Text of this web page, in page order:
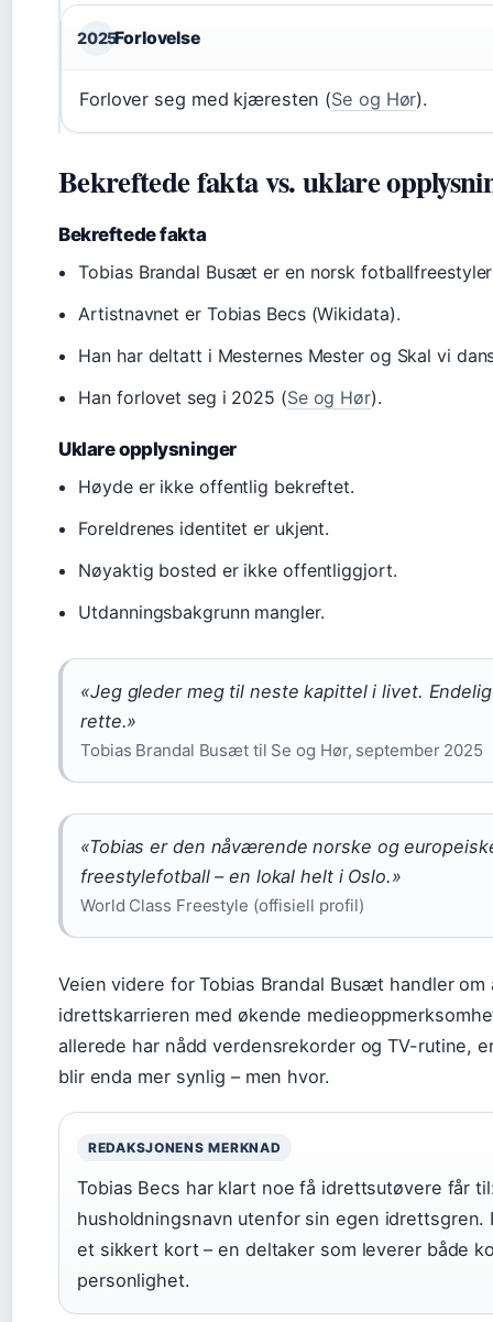
2025Forlovelse
Forlover seg med kjæresten (Se og Hør).
Bekreftede fakta vs. uklare
Bekreftede fakta
Tobias Brandal Busæt er en norsk
Artistnavnet er Tobias Becs (Wikidata).
Han har deltatt i Mesternes Mester og Skal vi
Han forlovet seg i 2025 (Se og Hør).
Uklare opplysninger
Høyde er ikke offentlig bekreftet.
Foreldrenes identitet er ukjent.
Nøyaktig bosted er ikke offentliggjort.
Utdanningsbakgrunn mangler.
«Jeg gleder meg til neste kapittel i livet.
rette.»
Tobias Brandal Busæt til Se og Hør, september 2025
«Tobias er den nåværende norske og
freestylefotball – en lokal helt i Oslo.»
World Class Freestyle (offisiell profil)
Veien videre for Tobias Brandal Busæt handler om
idrettskarrieren med økende
allerede har nådd verdensrekorder og TV-rutine,
blir enda mer synlig – men hvor.
REDAKSJONENS MERKNAD
Tobias Becs har klart noe få idrettsutøvere får
husholdningsnavn utenfor sin egen idrettsgren.
et sikkert kort – en deltaker som leverer både
personlighet.